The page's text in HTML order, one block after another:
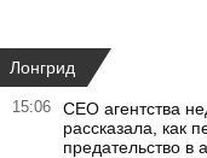
Лонгрид
15:06
CEO агентства
рассказала, как
предательство в